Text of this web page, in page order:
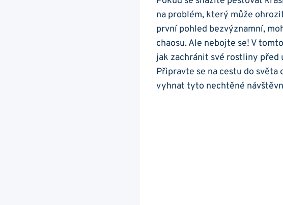
na problém, který může
první pohled bezvýznamní,
chaosu. Ale nebojte se! V
jak zachránit své rostliny
Připravte se na cestu do
vyhnat tyto nechtěné